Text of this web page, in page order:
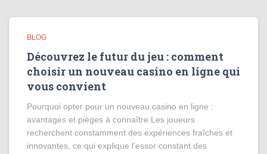
BLOG
Découvrez le futur du jeu : comment
choisir un nouveau casino en ligne qui
vous convient
Pourquoi opter pour un nouveau casino en ligne :
avantages et pièges à connaître Les joueurs
recherchent constamment des expériences fraîches et
innovantes, ce qui explique l’essor constant des